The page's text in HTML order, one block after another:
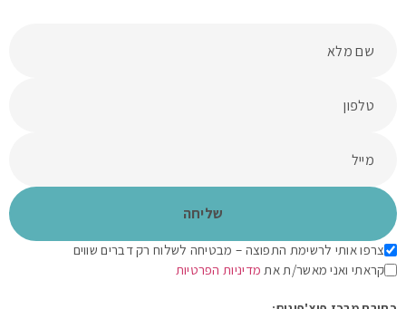
צרפו אותי לרשימת התפוצה – מבטיחה לשלוח רק דברים שווים
קראתי ואני מאשר/ת את מדיניות הפרטיות